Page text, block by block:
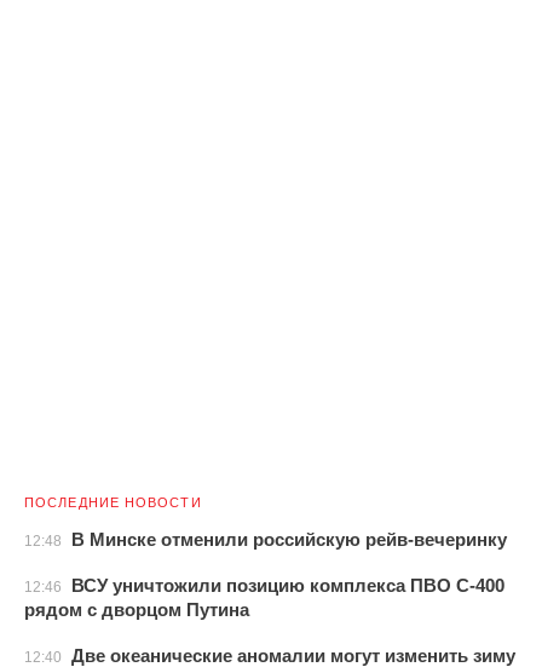
ПОСЛЕДНИЕ НОВОСТИ
12:48 В Минске отменили российскую рейв-вечеринку
12:46
ВСУ уничтожили позицию комплекса ПВО С-400
рядом с дворцом Путина
12:40
Две океанические аномалии могут изменить зиму